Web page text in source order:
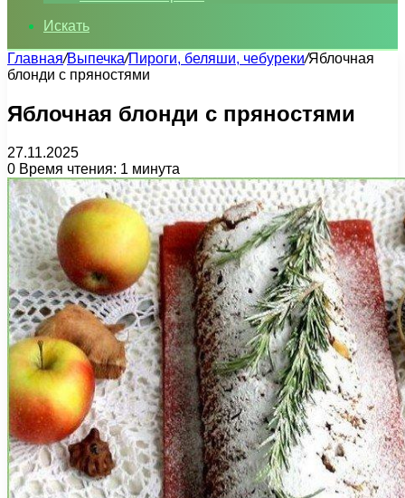
Искать
Главная/Выпечка/Пироги, беляши, чебуреки/Яблочная
блонди с пряностями
Яблочная блонди с пряностями
27.11.2025
0 Время чтения: 1 минута